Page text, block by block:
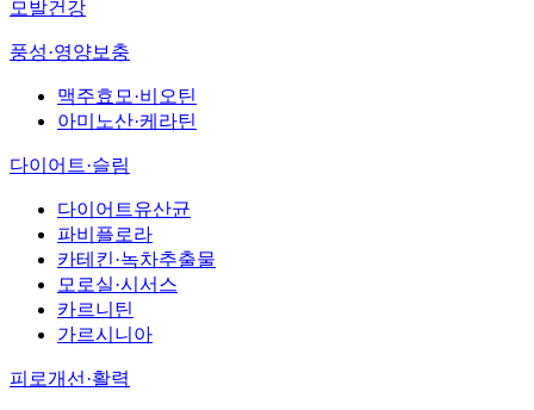
모발건강
풍성·영양보충
맥주효모·비오틴
아미노산·케라틴
다이어트·슬림
다이어트유산균
파비플로라
카테킨·녹차추출물
모로실·시서스
카르니틴
가르시니아
피로개선·활력